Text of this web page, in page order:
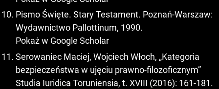
Pismo Święte. Stary Testament. Poznań-Warszaw:
Wydawnictwo Pallottinum, 1990.
Pokaż w Google Scholar
Serowaniec Maciej, Wojciech Włoch, „Kategoria
bezpieczeństwa w ujęciu prawno-filozoficznym”
Studia Iuridica Toruniensia, t. XVIII (2016): 161-181.